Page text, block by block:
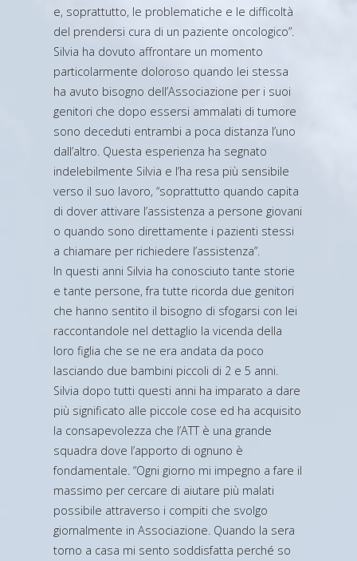
e, soprattutto, le problematiche e le difficoltà
del prendersi cura di un paziente oncologico”.
Silvia ha dovuto affrontare un momento
particolarmente doloroso quando lei stessa
ha avuto bisogno dell’Associazione per i suoi
genitori che dopo essersi ammalati di tumore
sono deceduti entrambi a poca distanza l’uno
dall’altro. Questa esperienza ha segnato
indelebilmente Silvia e l’ha resa più sensibile
verso il suo lavoro, “soprattutto quando capita
di dover attivare l’assistenza a persone giovani
o quando sono direttamente i pazienti stessi
a chiamare per richiedere l’assistenza”.
In questi anni Silvia ha conosciuto tante storie
e tante persone, fra tutte ricorda due genitori
che hanno sentito il bisogno di sfogarsi con lei
raccontandole nel dettaglio la vicenda della
loro figlia che se ne era andata da poco
lasciando due bambini piccoli di 2 e 5 anni.
Silvia dopo tutti questi anni ha imparato a dare
più significato alle piccole cose ed ha acquisito
la consapevolezza che l’ATT è una grande
squadra dove l’apporto di ognuno è
fondamentale. “Ogni giorno mi impegno a fare il
massimo per cercare di aiutare più malati
possibile attraverso i compiti che svolgo
giornalmente in Associazione. Quando la sera
torno a casa mi sento soddisfatta perché so